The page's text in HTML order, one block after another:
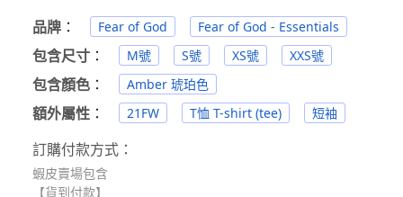
品牌 ： Fear of God Fear of God - Essentials
包含尺寸 ： M號 S號 XS號 XXS號
包含顏色 ： Amber 琥珀色
額外屬性 ： 21FW T恤 T-shirt (tee) 短袖
訂購付款方式：
蝦皮賣場包含
【貨到付款】